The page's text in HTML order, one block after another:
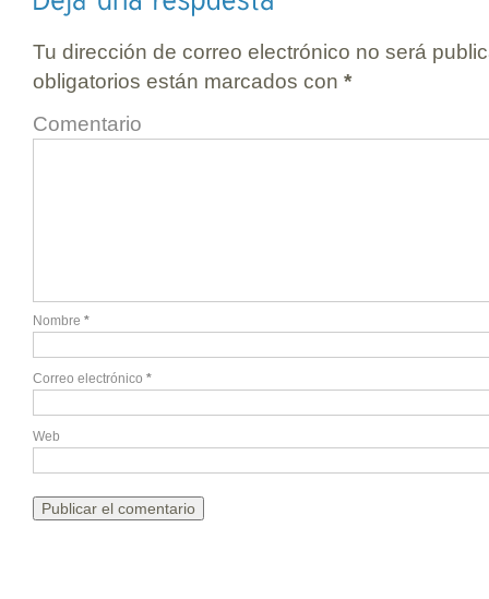
Tu dirección de correo electrónico no será
obligatorios están marcados con *
Comentario
Nombre *
Correo electrónico *
Web